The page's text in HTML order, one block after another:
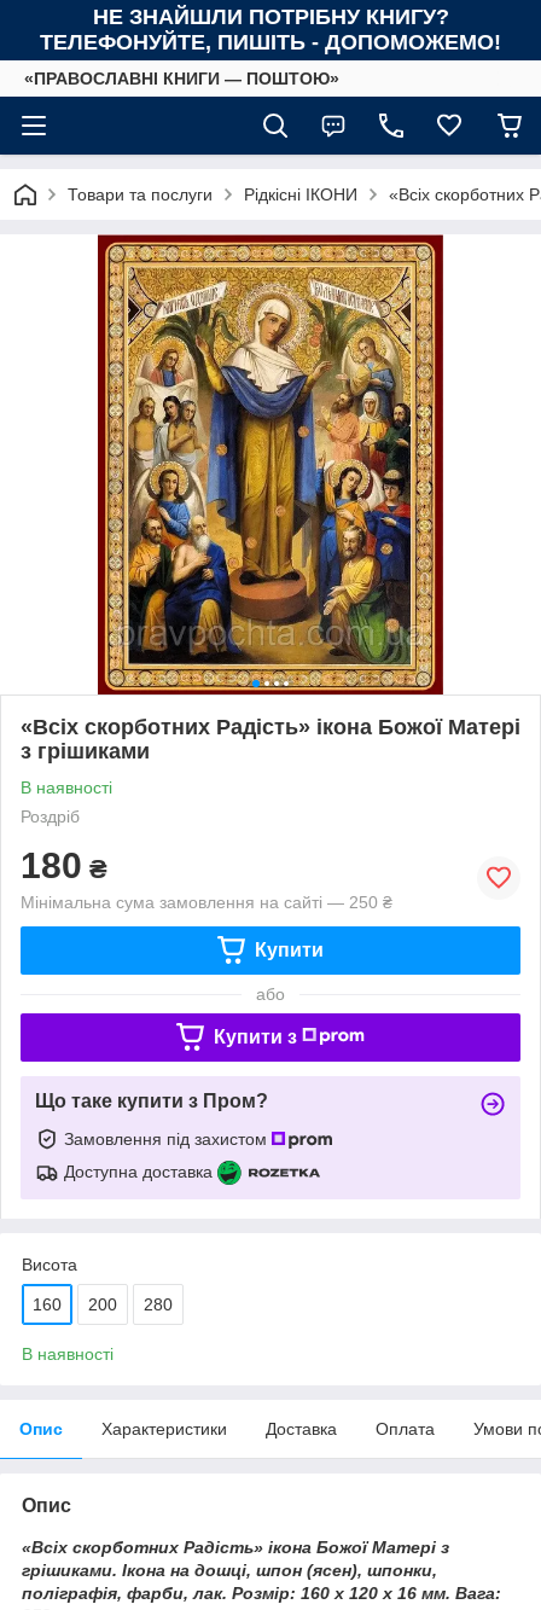
НЕ ЗНАЙШЛИ ПОТРІБНУ КНИГУ?
ТЕЛЕФОНУЙТЕ, ПИШІТЬ - ДОПОМОЖЕМО!
«ПРАВОСЛАВНІ КНИГИ — ПОШТОЮ»
Товари та послуги Рідкісні ІКОНИ «Всіх скорботних
«Всіх скорботних Радість» ікона Божої Матері
з грішиками
В наявності
Роздріб
180 ₴
Мінімальна сума замовлення на сайті — 250 ₴
Купити
або
Купити з
Що таке купити з Пром?
Замовлення під захистом
Доступна доставка
Висота
160 200 280
В наявності
Опис Характеристики Доставка Оплата Умови
Опис
«Всіх скорботних Радість» ікона Божої Матері з
грішиками. Ікона на дошці, шпон (ясен), шпонки,
поліграфія, фарби, лак. Розмір: 160 х 120 х 16 мм. Вага: